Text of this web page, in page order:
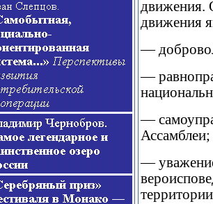
движения.
движения
—
—
—
Ассамблеи;
—